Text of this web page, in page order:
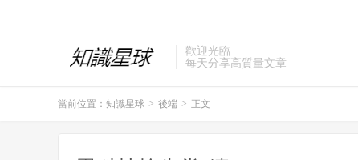
歡迎光臨
每天分享高質量文章
當前位置： 知識星球 > 後端 > 正文